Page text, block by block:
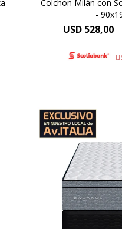
Colchon Milán con
-
USD 528,00
Óptimo
duración, altura de
y 59cm la suma
Elevado confort
capas
contenida por